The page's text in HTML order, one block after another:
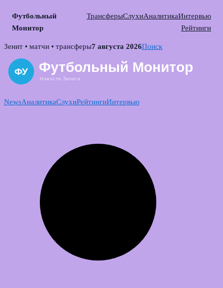
Футбольный
Монитор
ТрансферыСлухиАналитикаИнтервью
Рейтинги
Skip
content
Зенит • матчи • трансферы7 августа 2026Поиск
NewsАналитикаСлухиРейтингиИнтервью